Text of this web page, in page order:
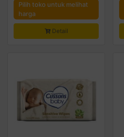
Pilih toko untuk melihat
harga
Detail